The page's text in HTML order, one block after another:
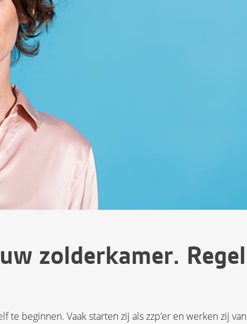
zolderkamer. Regel
beginnen. Vaak starten zij als zzp’er en werken zij van